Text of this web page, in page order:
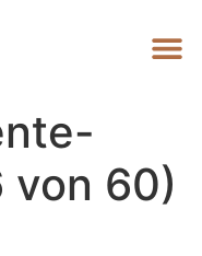
von 60)